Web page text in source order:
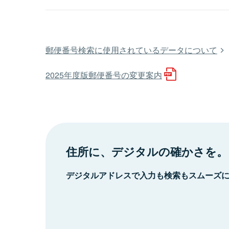
郵便番号検索に使用されているデータについて
2025年度版郵便番号の変更案内
住所に、デジタルの確かさを。
デジタルアドレスで入力も検索もスムーズ